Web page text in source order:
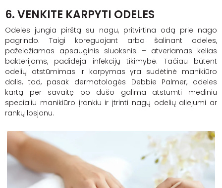
6. VENKITE KARPYTI ODELES
Odelės jungia pirštą su nagu, pritvirtina odą prie nago
pagrindo. Taigi koreguojant arba šalinant odeles,
pažeidžiamas apsauginis sluoksnis – atveriamas kelias
bakterijoms, padidėja infekcijų tikimybė. Tačiau būtent
odelių atstūmimas ir karpymas yra sudėtinė manikiūro
dalis, tad, pasak dermatologės Debbie Palmer, odeles
kartą per savaitę po dušo galima atstumti mediniu
specialiu manikiūro įrankiu ir įtrinti nagų odelių aliejumi ar
rankų losjonu.